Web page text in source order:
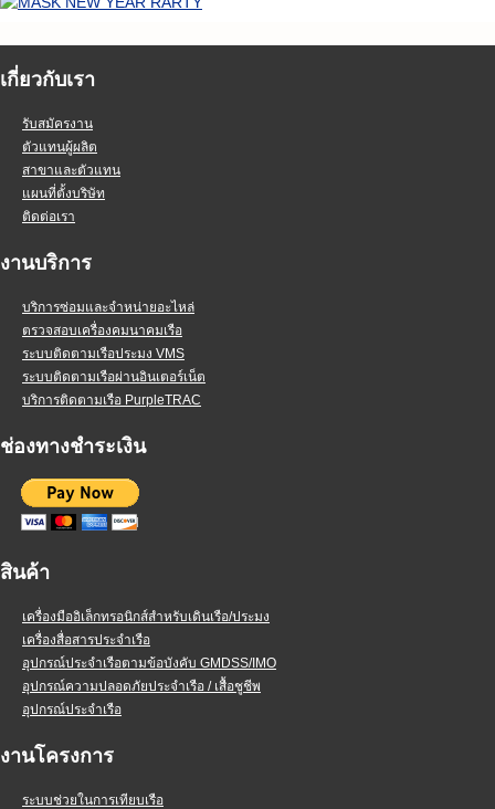
เกี่ยวกับเรา
รับสมัครงาน
ตัวแทนผู้ผลิต
สาขาและตัวแทน
แผนที่ตั้งบริษัท
ติดต่อเรา
งานบริการ
บริการซ่อมและจำหน่ายอะไหล่
ตรวจสอบเครื่องคมนาคมเรือ
ระบบติดตามเรือประมง VMS
ระบบติดตามเรือผ่านอินเตอร์เน็ต
บริการติดตามเรือ PurpleTRAC
ช่องทางชำระเงิน
สินค้า
เครื่องมืออิเล็กทรอนิกส์สำหรับเดินเรือ/ประมง
เครื่องสื่อสารประจำเรือ
อุปกรณ์ประจำเรือตามข้อบังคับ GMDSS/IMO
อุปกรณ์ความปลอดภัยประจำเรือ / เสื้อชูชีพ
อุปกรณ์ประจำเรือ
งานโครงการ
ระบบช่วยในการเทียบเรือ